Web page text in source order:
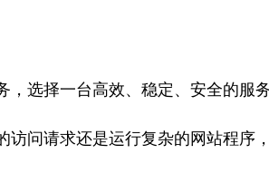
选择一台高效、稳定、安全的服
问请求还是运行复杂的网站程序